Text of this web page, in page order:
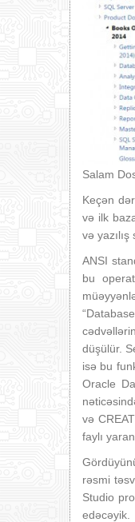
Salam
Keçən
və ilk
və
ANSI
bu
düşülür.
isə bu
Oracle
və
faylı
rəsmi
Studio